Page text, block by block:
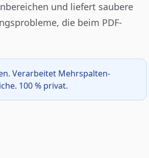
und liefert saubere
die beim PDF-
Verarbeitet Mehrspalten-
100 % privat.